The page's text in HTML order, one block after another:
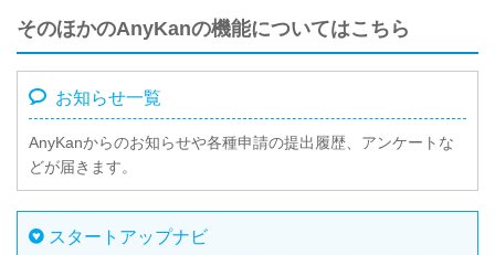
そのほかのAnyKanの機能についてはこちら
お知らせ一覧
AnyKanからのお知らせや各種申請の提出履歴、アンケートな
どが届きます。
スタートアップナビ